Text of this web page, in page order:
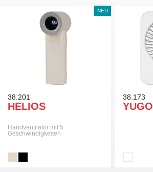
NEU
38.201
HELIOS
Handventilator mit 5
Geschwindigkeiten
38.173
YUGO